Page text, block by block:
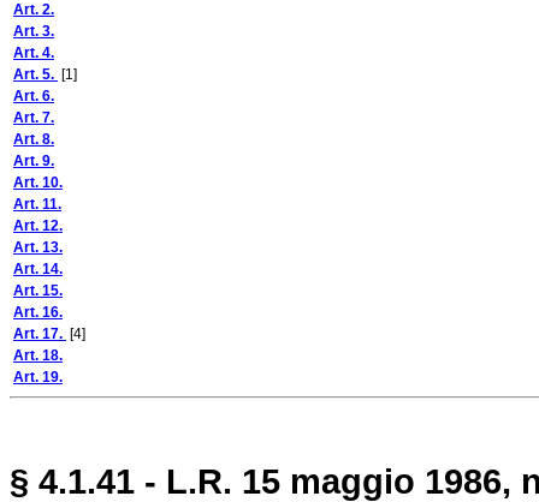
Art. 2.
Art. 3.
Art. 4.
Art. 5. [1]
Art. 6.
Art. 7.
Art. 8.
Art. 9.
Art. 10.
Art. 11.
Art. 12.
Art. 13.
Art. 14.
Art. 15.
Art. 16.
Art. 17. [4]
Art. 18.
Art. 19.
§ 4.1.41 - L.R. 15 maggio 1986,